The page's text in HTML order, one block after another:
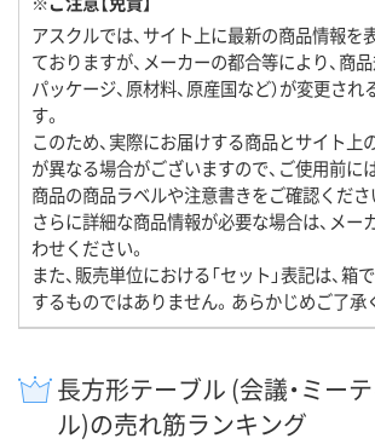
アスクルでは、サイト上に最新の商品情報を
ておりますが、メーカーの都合等により、商品
パッケージ、原材料、原産国など）が変更さ
す。
このため、実際にお届けする商品とサイト上
が異なる場合がございますので、ご使用前に
商品の商品ラベルや注意書きをご確認くださ
さらに詳細な商品情報が必要な場合は、メー
わせください。
また、販売単位における「セット」表記は、箱
するものではありません。あらかじめご了承
長方形テーブル (会議・ミー
ル)の売れ筋ランキング